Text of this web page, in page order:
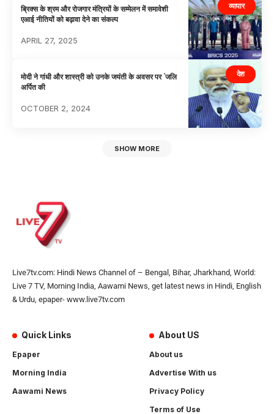
व्यापार
ब्रिक्स के श्रम और रोजगार मंत्रियों के सम्मेलन में समावेशी
एआई नीतियों को बढ़ावा देने का संकल्प
APRIL 27, 2025
देश
मोदी ने गांधी और शास्त्री को उनके जयंती के अवसर पर ंजलि
अर्पित की
OCTOBER 2, 2024
SHOW MORE
Live7tv.com: Hindi News Channel of – Bengal, Bihar, Jharkhand, World:
Live 7 TV, Morning India, Aawami News, get latest news in Hindi, English
& Urdu, epaper- www.live7tv.com
Quick Links
Epaper
Morning India
Aawami News
About US
About us
Advertise With us
Privacy Policy
Terms of Use